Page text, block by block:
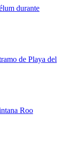
durante
de Playa del
Roo